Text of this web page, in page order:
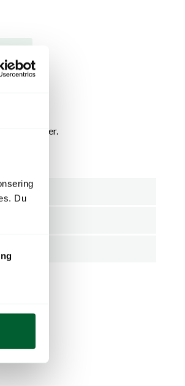
Du
urner/kasser.